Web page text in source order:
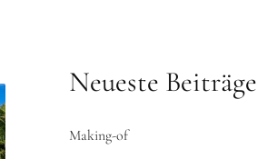
Neueste Beiträge
Making-of